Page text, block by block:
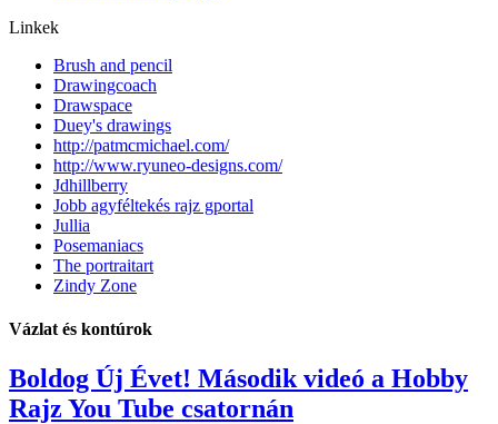
Linkek
Brush and pencil
Drawingcoach
Drawspace
Duey's drawings
http://patmcmichael.com/
http://www.ryuneo-designs.com/
Jdhillberry
Jobb agyféltekés rajz gportal
Jullia
Posemaniacs
The portraitart
Zindy Zone
Vázlat és kontúrok
Boldog Új Évet! Második videó a Hobby
Rajz You Tube csatornán